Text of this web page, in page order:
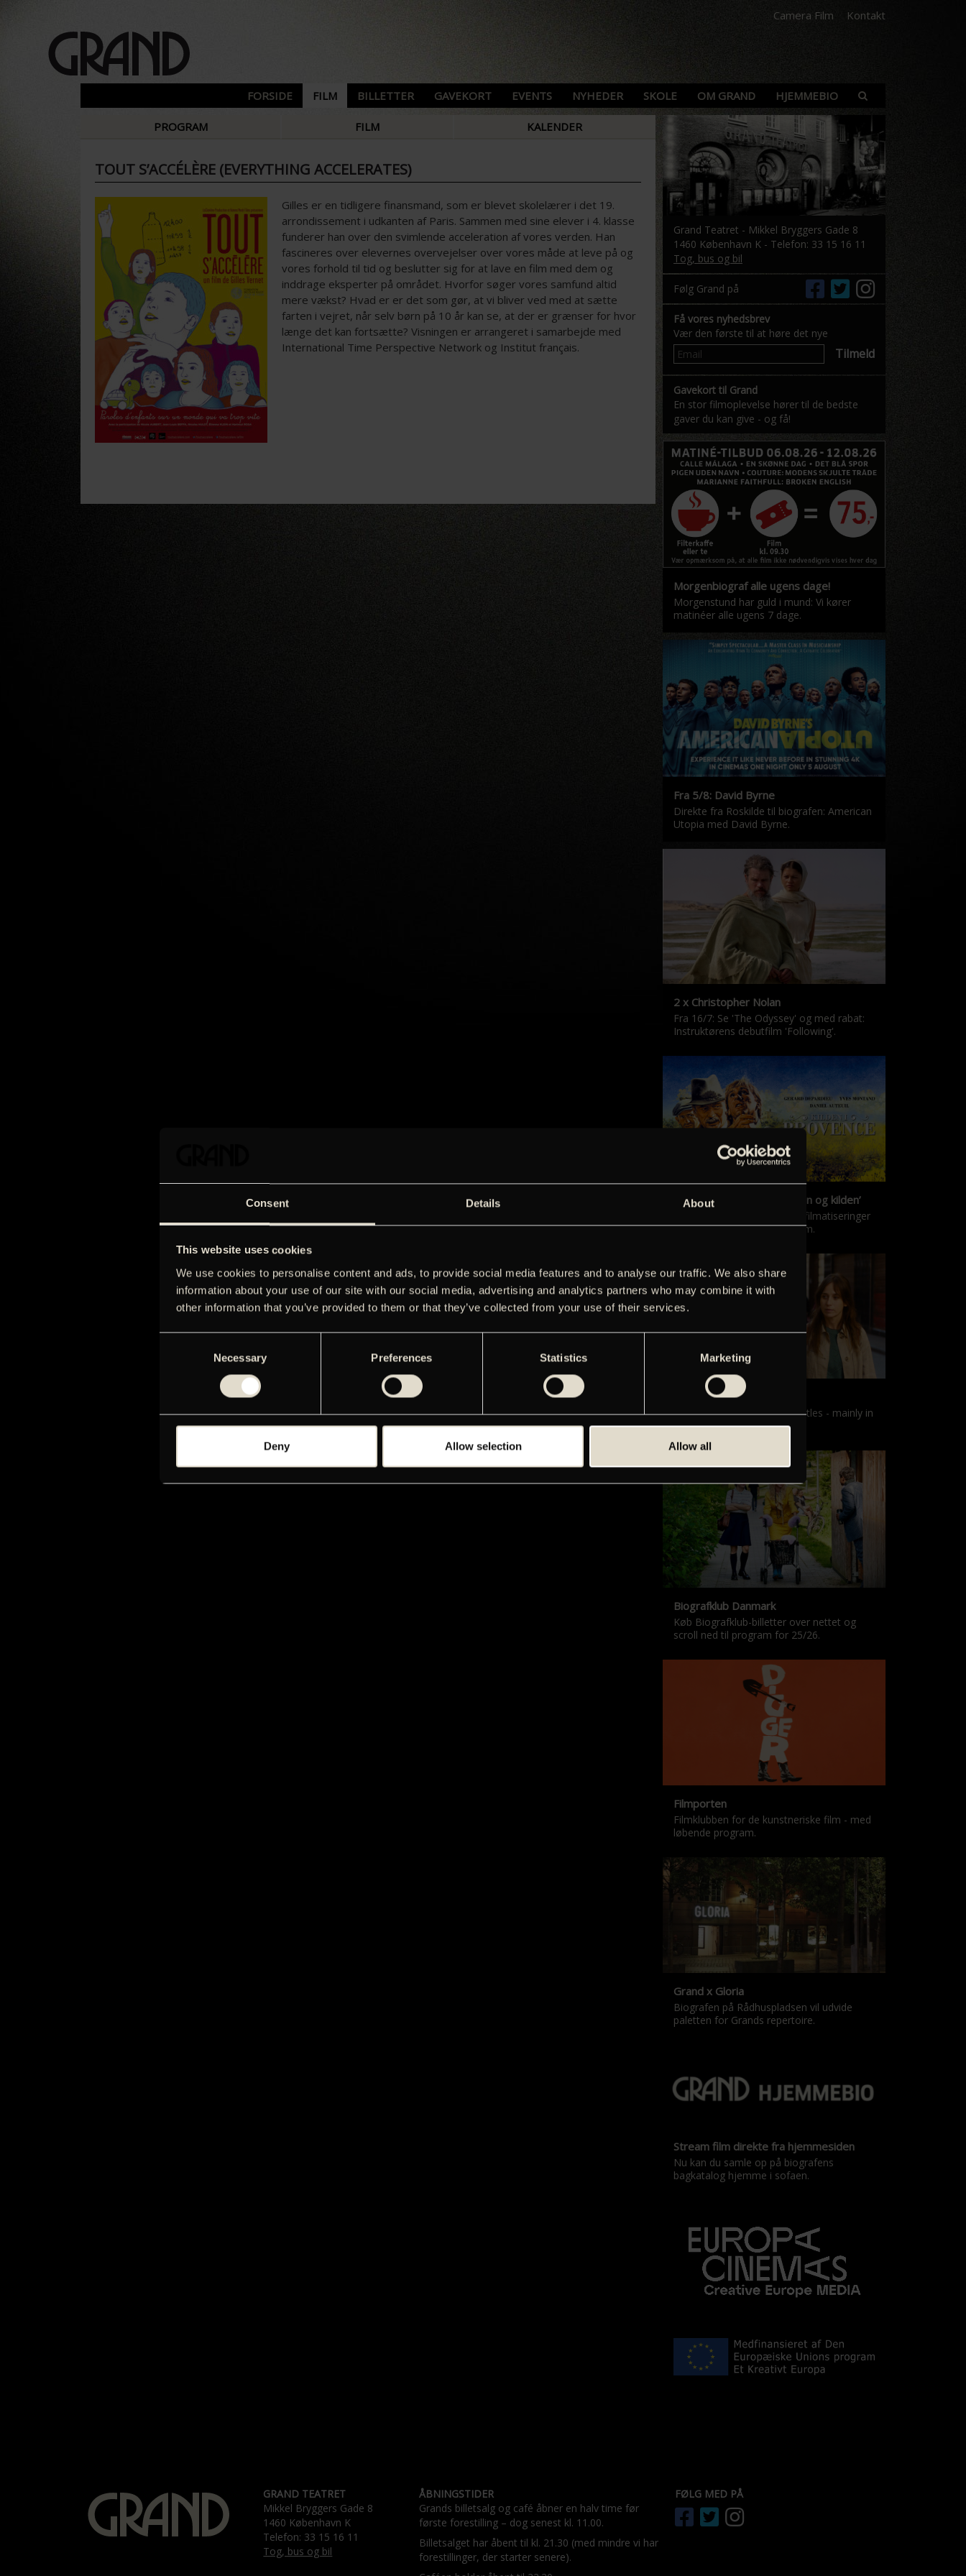
Consent Details About
This website uses cookies
We use cookies to personalise content and ads, to provide social media features and to analyse our traffic. We also share
information about your use of our site with our social media, advertising and analytics partners who may combine it with
other information that you’ve provided to them or that they’ve collected from your use of their services.
Necessary Preferences Statistics Marketing
Deny Allow selection Allow all
Camera Film Kontakt
FORSIDE FILM BILLETTER GAVEKORT EVENTS NYHEDER SKOLE OM GRAND HJEMMEBIO
PROGRAM FILM KALENDER
TOUT S’ACCÉLÈRE (EVERYTHING ACCELERATES)
Gilles er en tidligere finansmand, som er blevet skolelærer i det 19.
arrondissement i udkanten af Paris. Sammen med sine elever i 4. klasse
funderer han over den svimlende acceleration af vores verden. Han
fascineres over elevernes overvejelser over vores måde at leve på og
vores forhold til tid og beslutter sig for at lave en film med dem og
inddrage eksperter på området. Hvorfor søger vores samfund altid
mere vækst? Hvad er er det som gør, at vi bliver ved med at sætte
farten i vejret, når selv børn på 10 år kan se, at der er grænser for hvor
længe det kan fortsætte? Visningen er arrangeret i samarbejde med
International Time Perspective Network og Institut français.
Grand Teatret - Mikkel Bryggers Gade 8
1460 København K - Telefon: 33 15 16 11
Tog, bus og bil
Følg Grand på
Få vores nyhedsbrev
Vær den første til at høre det nye
Tilmeld
Gavekort til Grand
En stor filmoplevelse hører til de bedste
gaver du kan give - og få!
Morgenbiograf alle ugens dage!
Morgenstund har guld i mund: Vi kører
matinéer alle ugens 7 dage.
Fra 5/8: David Byrne
Direkte fra Roskilde til biografen: American
Utopia med David Byrne.
2 x Christopher Nolan
Fra 16/7: Se 'The Odyssey' og med rabat:
Instruktørens debutfilm 'Following'.
‘Kilden i Provence’ & ‘Manon og kilden’
De klassiske Marcel Pagnol-filmatiseringer
er tilbage i nyrestaureret form.
Films with English subtitles
Screenings with English subtitles - mainly in
our sister cinema, Gloria.
Biografklub Danmark
Køb Biografklub-billetter over nettet og
scroll ned til program for 25/26.
Filmporten
Filmklubben for de kunstneriske film - med
løbende program.
Grand x Gloria
Biografen på Rådhuspladsen vil udvide
paletten for Grands repertoire.
Stream film direkte fra hjemmesiden
Nu kan du samle op på biografens
bagkatalog hjemme i sofaen.
GRAND TEATRET
Mikkel Bryggers Gade 8
1460 København K
Telefon: 33 15 16 11
Tog, bus og bil
ÅBNINGSTIDER
Grands billetsalg og café åbner en halv time før
første forestilling – dog senest kl. 11.00.
Billetsalget har åbent til kl. 21.30 (med mindre vi har
forestillinger, der starter senere).
FØLG MED PÅ